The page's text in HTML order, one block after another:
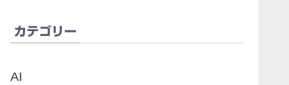
カテゴリー
AI